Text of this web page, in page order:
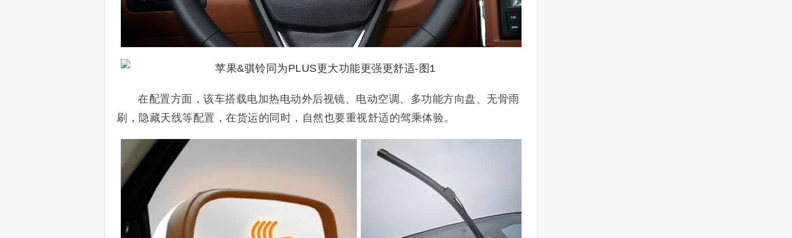
在配置方面，该车搭载电加热电动外后视镜、电动空调、多功能方向盘、无骨雨
刷，隐藏天线等配置，在货运的同时，自然也要重视舒适的驾乘体验。